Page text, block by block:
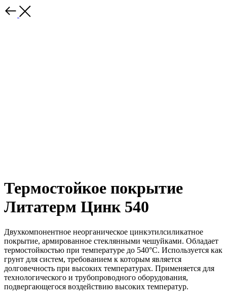
Термостойкое покрытие
Литатерм Цинк 540
Двухкомпонентное неорганическое цинкэтилсиликатное
покрытие, армированное стеклянными чешуйками. Обладает
термостойкостью при температуре до 540°C. Используется как
грунт для систем, требованием к которым является
долговечность при высоких температурах. Применяется для
технологического и трубопроводного оборудования,
подвергающегося воздействию высоких температур.